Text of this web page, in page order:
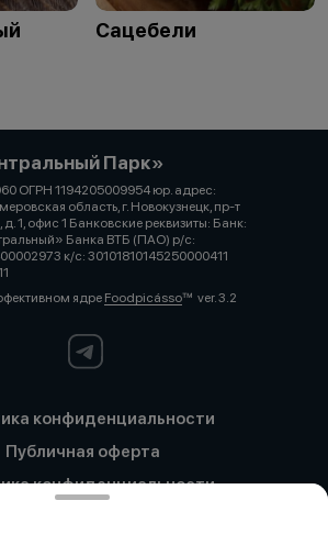
Сацебели
Парк»
ОГРН 1194205009954 юр. адрес:
область, г. Новокузнецк, пр-т
1, офис 1 Банковские реквизиты: Банк:
Банка ВТБ (ПАО) р/с:
к/с: 30101810145250000411
ядре Foodpicássover. 3.2
конфиденциальности
Публичная оферта
конфиденциальности
Новокузнецк